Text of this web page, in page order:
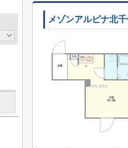
メゾンアルピナ北